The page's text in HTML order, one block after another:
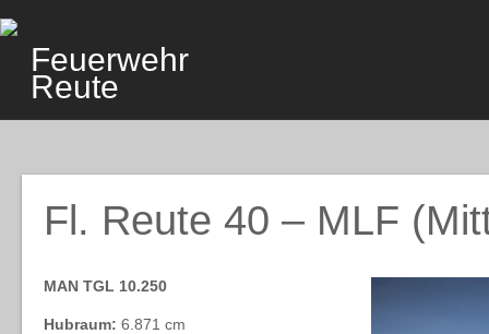
to
contentFeuerwehr
Reute
Fl. Reute 40 – MLF
MAN TGL 10.250
Hubraum: 6.871 cm